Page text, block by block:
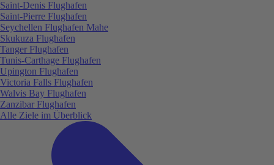
Saint-Denis Flughafen
Saint-Pierre Flughafen
Seychellen Flughafen Mahe
Skukuza Flughafen
Tanger Flughafen
Tunis-Carthage Flughafen
Upington Flughafen
Victoria Falls Flughafen
Walvis Bay Flughafen
Zanzibar Flughafen
Alle Ziele im Überblick